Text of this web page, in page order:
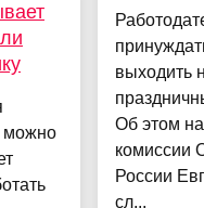
можно
выходить
Об этом
комиссии
России
сл...